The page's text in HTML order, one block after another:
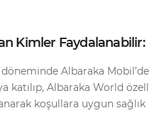
Kimler Faydalanabilir:
Albaraka
katılıp, Albaraka World
koşullara uygun sağlık